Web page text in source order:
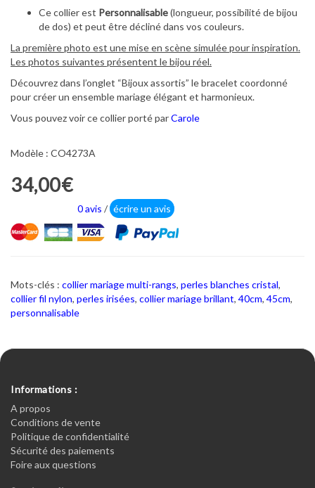
Ce collier est Personnalisable(longueur, possibilité de bijou
de dos) et peut être décliné dans vos couleurs.
La première photo est une mise en scène simulée pour inspiration.
Les photos suivantes présentent le bijou réel.
Découvrez dans l’onglet “Bijoux assortis” le bracelet coordonné
pour créer un ensemble mariage élégant et harmonieux.
Vous pouvez voir ce collier porté parCarole
Modèle : CO4273A
34,00€
0 avis / écrire un avis
Mots-clés : collier mariage multi-rangs, perles blanches cristal,
collier fil nylon, perles irisées, collier mariage brillant, 40cm, 45cm,
personnalisable
Informations :
A propos
Conditions de vente
Politique de confidentialité
Sécurité des paiements
Foire aux questions